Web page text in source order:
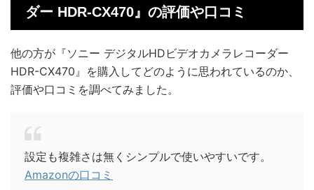
ダー HDR-CX470』の評価や口コミ
他の方が『ソニー デジタルHDビデオカメラレコーダー
HDR-CX470』を購入してどのように思われているのか、
評価や口コミを調べてみました。
設定も複雑さは無くシンプルで使いやすいです。
Amazonの口コミ